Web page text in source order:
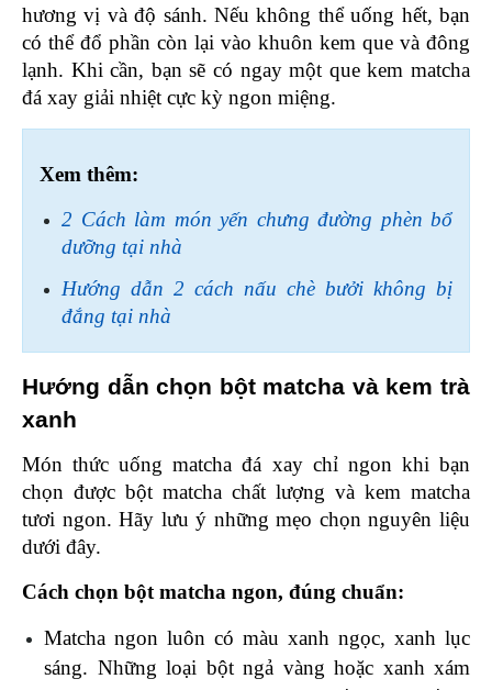
hương vị và độ sánh. Nếu không thể uống hết, bạn
có thể đổ phần còn lại vào khuôn kem que và đông
lạnh. Khi cần, bạn sẽ có ngay một que kem matcha
đá xay giải nhiệt cực kỳ ngon miệng.
Xem thêm:
2 Cách làm món yến chưng đường phèn bổ
dưỡng tại nhà
Hướng dẫn 2 cách nấu chè bưởi không bị
đắng tại nhà
Hướng dẫn chọn bột matcha và kem trà
xanh
Món thức uống matcha đá xay chỉ ngon khi bạn
chọn được bột matcha chất lượng và kem matcha
tươi ngon. Hãy lưu ý những mẹo chọn nguyên liệu
dưới đây.
Cách chọn bột matcha ngon, đúng chuẩn:
Matcha ngon luôn có màu xanh ngọc, xanh lục
sáng. Những loại bột ngả vàng hoặc xanh xám